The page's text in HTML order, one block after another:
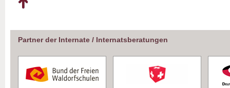
Partner der Internate / Internatsberatungen